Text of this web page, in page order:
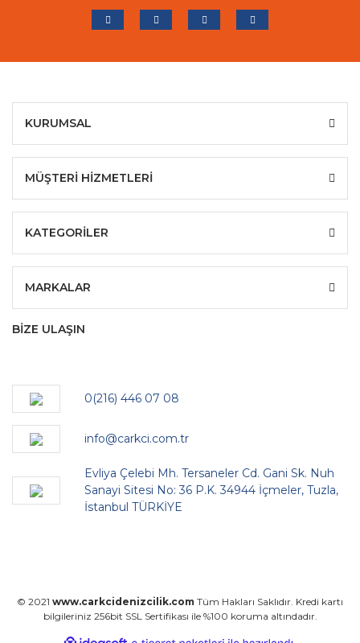
KURUMSAL
MÜŞTERİ HİZMETLERİ
KATEGORİLER
MARKALAR
BİZE ULAŞIN
0(216) 446 07 08
info@carkci.com.tr
Evliya Çelebi Mh. Tersaneler Cd. Gani Sk. Nuh
Sanayi Sitesi No: 36 P.K. 34944 İçmeler, Tuzla,
İstanbul TÜRKİYE
© 2021 www.carkcidenizcilik.com Tüm Hakları Saklıdır. Kredi kartı
bilgileriniz 256bit SSL Sertifikası ile %100 koruma altındadır.